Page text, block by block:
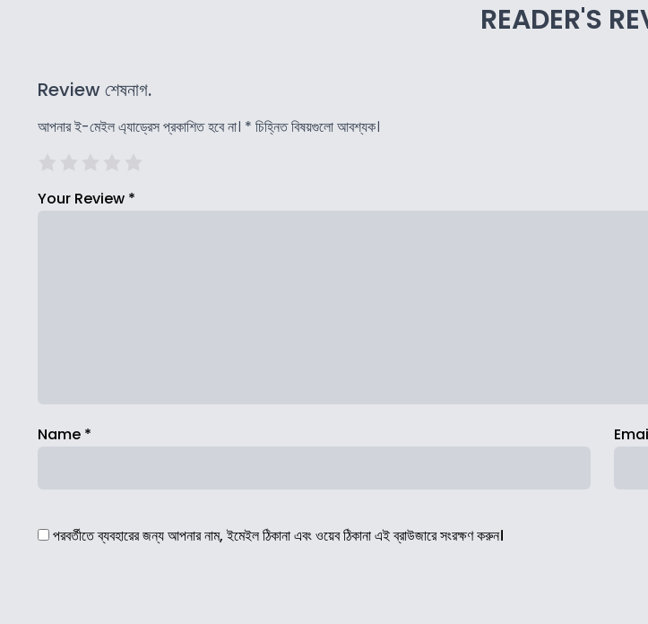
READER'S
Review শেষনাগ.
আপনার ই-মেইল এ্যাড্রেস প্রকাশিত হবে না। * চিহ্নিত বিষয়গুলো আবশ্যক।
Your Review *
Name *
পরবর্তীতে ব্যবহারের জন্য আপনার নাম, ইমেইল ঠিকানা এবং ওয়েব ঠিকানা এই ব্রাউজারে সংরক্ষণ করুন।